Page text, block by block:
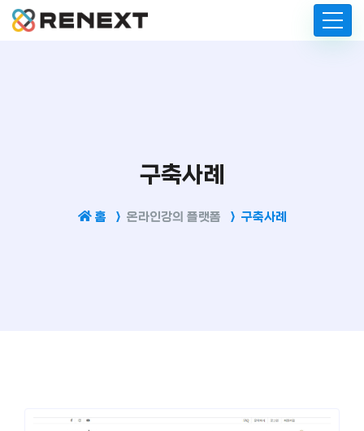
구축사례
홈 온라인강의 플랫폼 구축사례